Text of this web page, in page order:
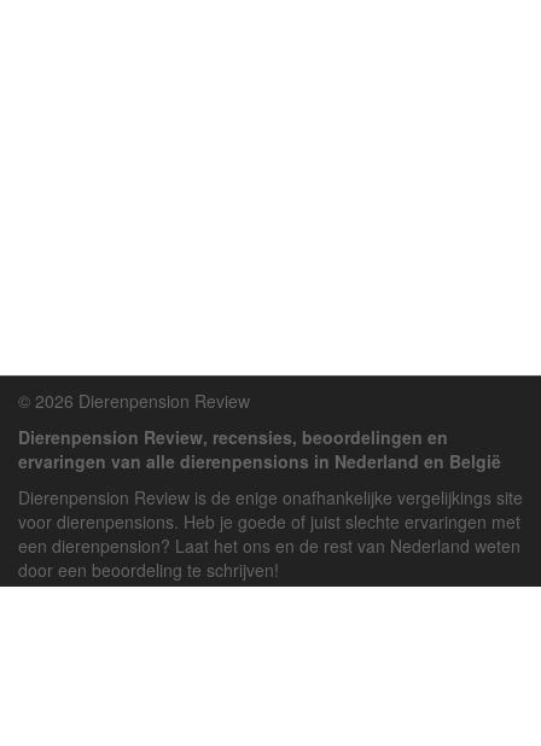
© 2026 Dierenpension Review
Dierenpension Review, recensies, beoordelingen en
ervaringen van alle dierenpensions in Nederland en België
Dierenpension Review is de enige onafhankelijke vergelijkings site
voor dierenpensions. Heb je goede of juist slechte ervaringen met
een dierenpension? Laat het ons en de rest van Nederland weten
door een beoordeling te schrijven!